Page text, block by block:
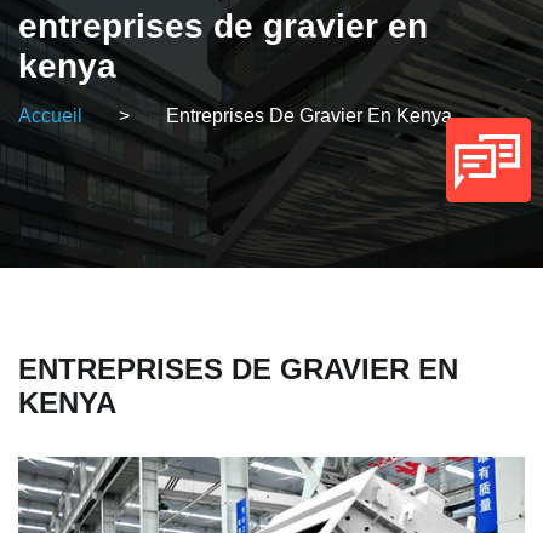
entreprises de gravier en
kenya
Accueil > Entreprises De Gravier En Kenya
ENTREPRISES DE GRAVIER EN
KENYA